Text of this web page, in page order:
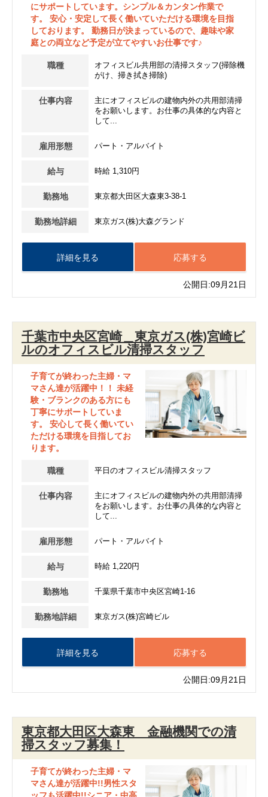
にサポートしています。シンプル＆カンタン作業で
す。 安心・安定して長く働いていただける環境を目指
しております。 勤務日が決まっているので、趣味や家
庭との両立など予定が立てやすいお仕事です♪
職種
オフィスビル共用部の清掃スタッフ(掃除機
がけ、掃き拭き掃除)
仕事内容
主にオフィスビルの建物内外の共用部清掃
をお願いします。お仕事の具体的な内容と
して...
雇用形態 パート・アルバイト
給与 時給 1,310円
勤務地 東京都大田区大森東3-38-1
勤務地詳細 東京ガス(株)大森グランド
応募する
詳細を見る
公開日:09月21日
千葉市中央区宮崎＿東京ガス(株)宮崎ビ
ルのオフィスビル清掃スタッフ
子育てが終わった主婦・マ
マさん達が活躍中！！ 未経
験・ブランクのある方にも
丁寧にサポートしていま
す。 安心して長く働いてい
ただける環境を目指してお
ります。
職種 平日のオフィスビル清掃スタッフ
仕事内容
主にオフィスビルの建物内外の共用部清掃
をお願いします。お仕事の具体的な内容と
して...
雇用形態 パート・アルバイト
給与 時給 1,220円
勤務地 千葉県千葉市中央区宮崎1-16
勤務地詳細 東京ガス(株)宮崎ビル
応募する
詳細を見る
公開日:09月21日
東京都大田区大森東 金融機関での清
掃スタッフ募集！
子育てが終わった主婦・マ
マさん達が活躍中!!男性スタ